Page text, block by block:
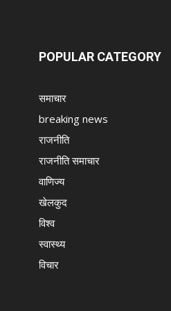
POPULAR CATEGORY
समाचार
breaking news
राजनीति
राजनीति समाचार
वाणिज्य
खेलकुद
विश्व
स्वास्थ्य
विचार